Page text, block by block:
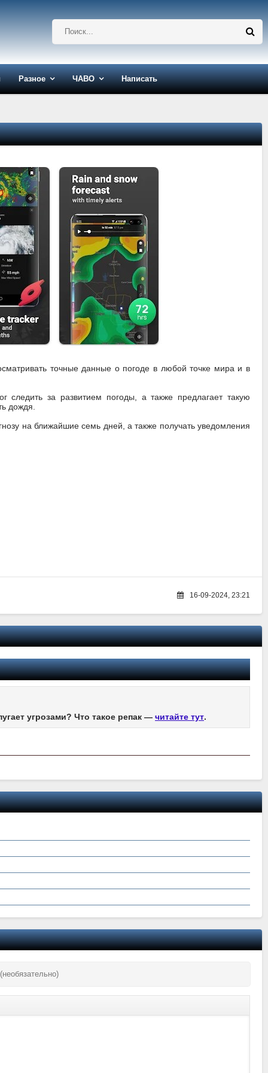
Разное ЧАВО Написать
точные данные о погоде в любой точке мира и в
следить за развитием погоды, а также предлагает такую
дождя.
на ближайшие семь дней, а также получать уведомления
16-09-2024, 23:21
угрозами? Что такое репак — читайте тут.